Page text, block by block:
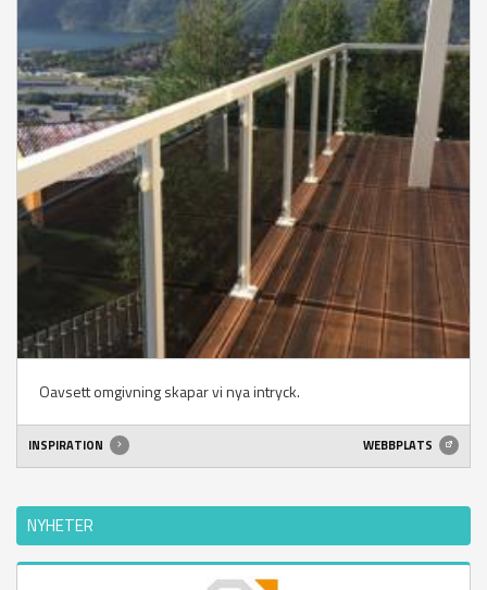
Oavsett omgivning skapar vi nya intryck.
INSPIRATION WEBBPLATS
NYHETER